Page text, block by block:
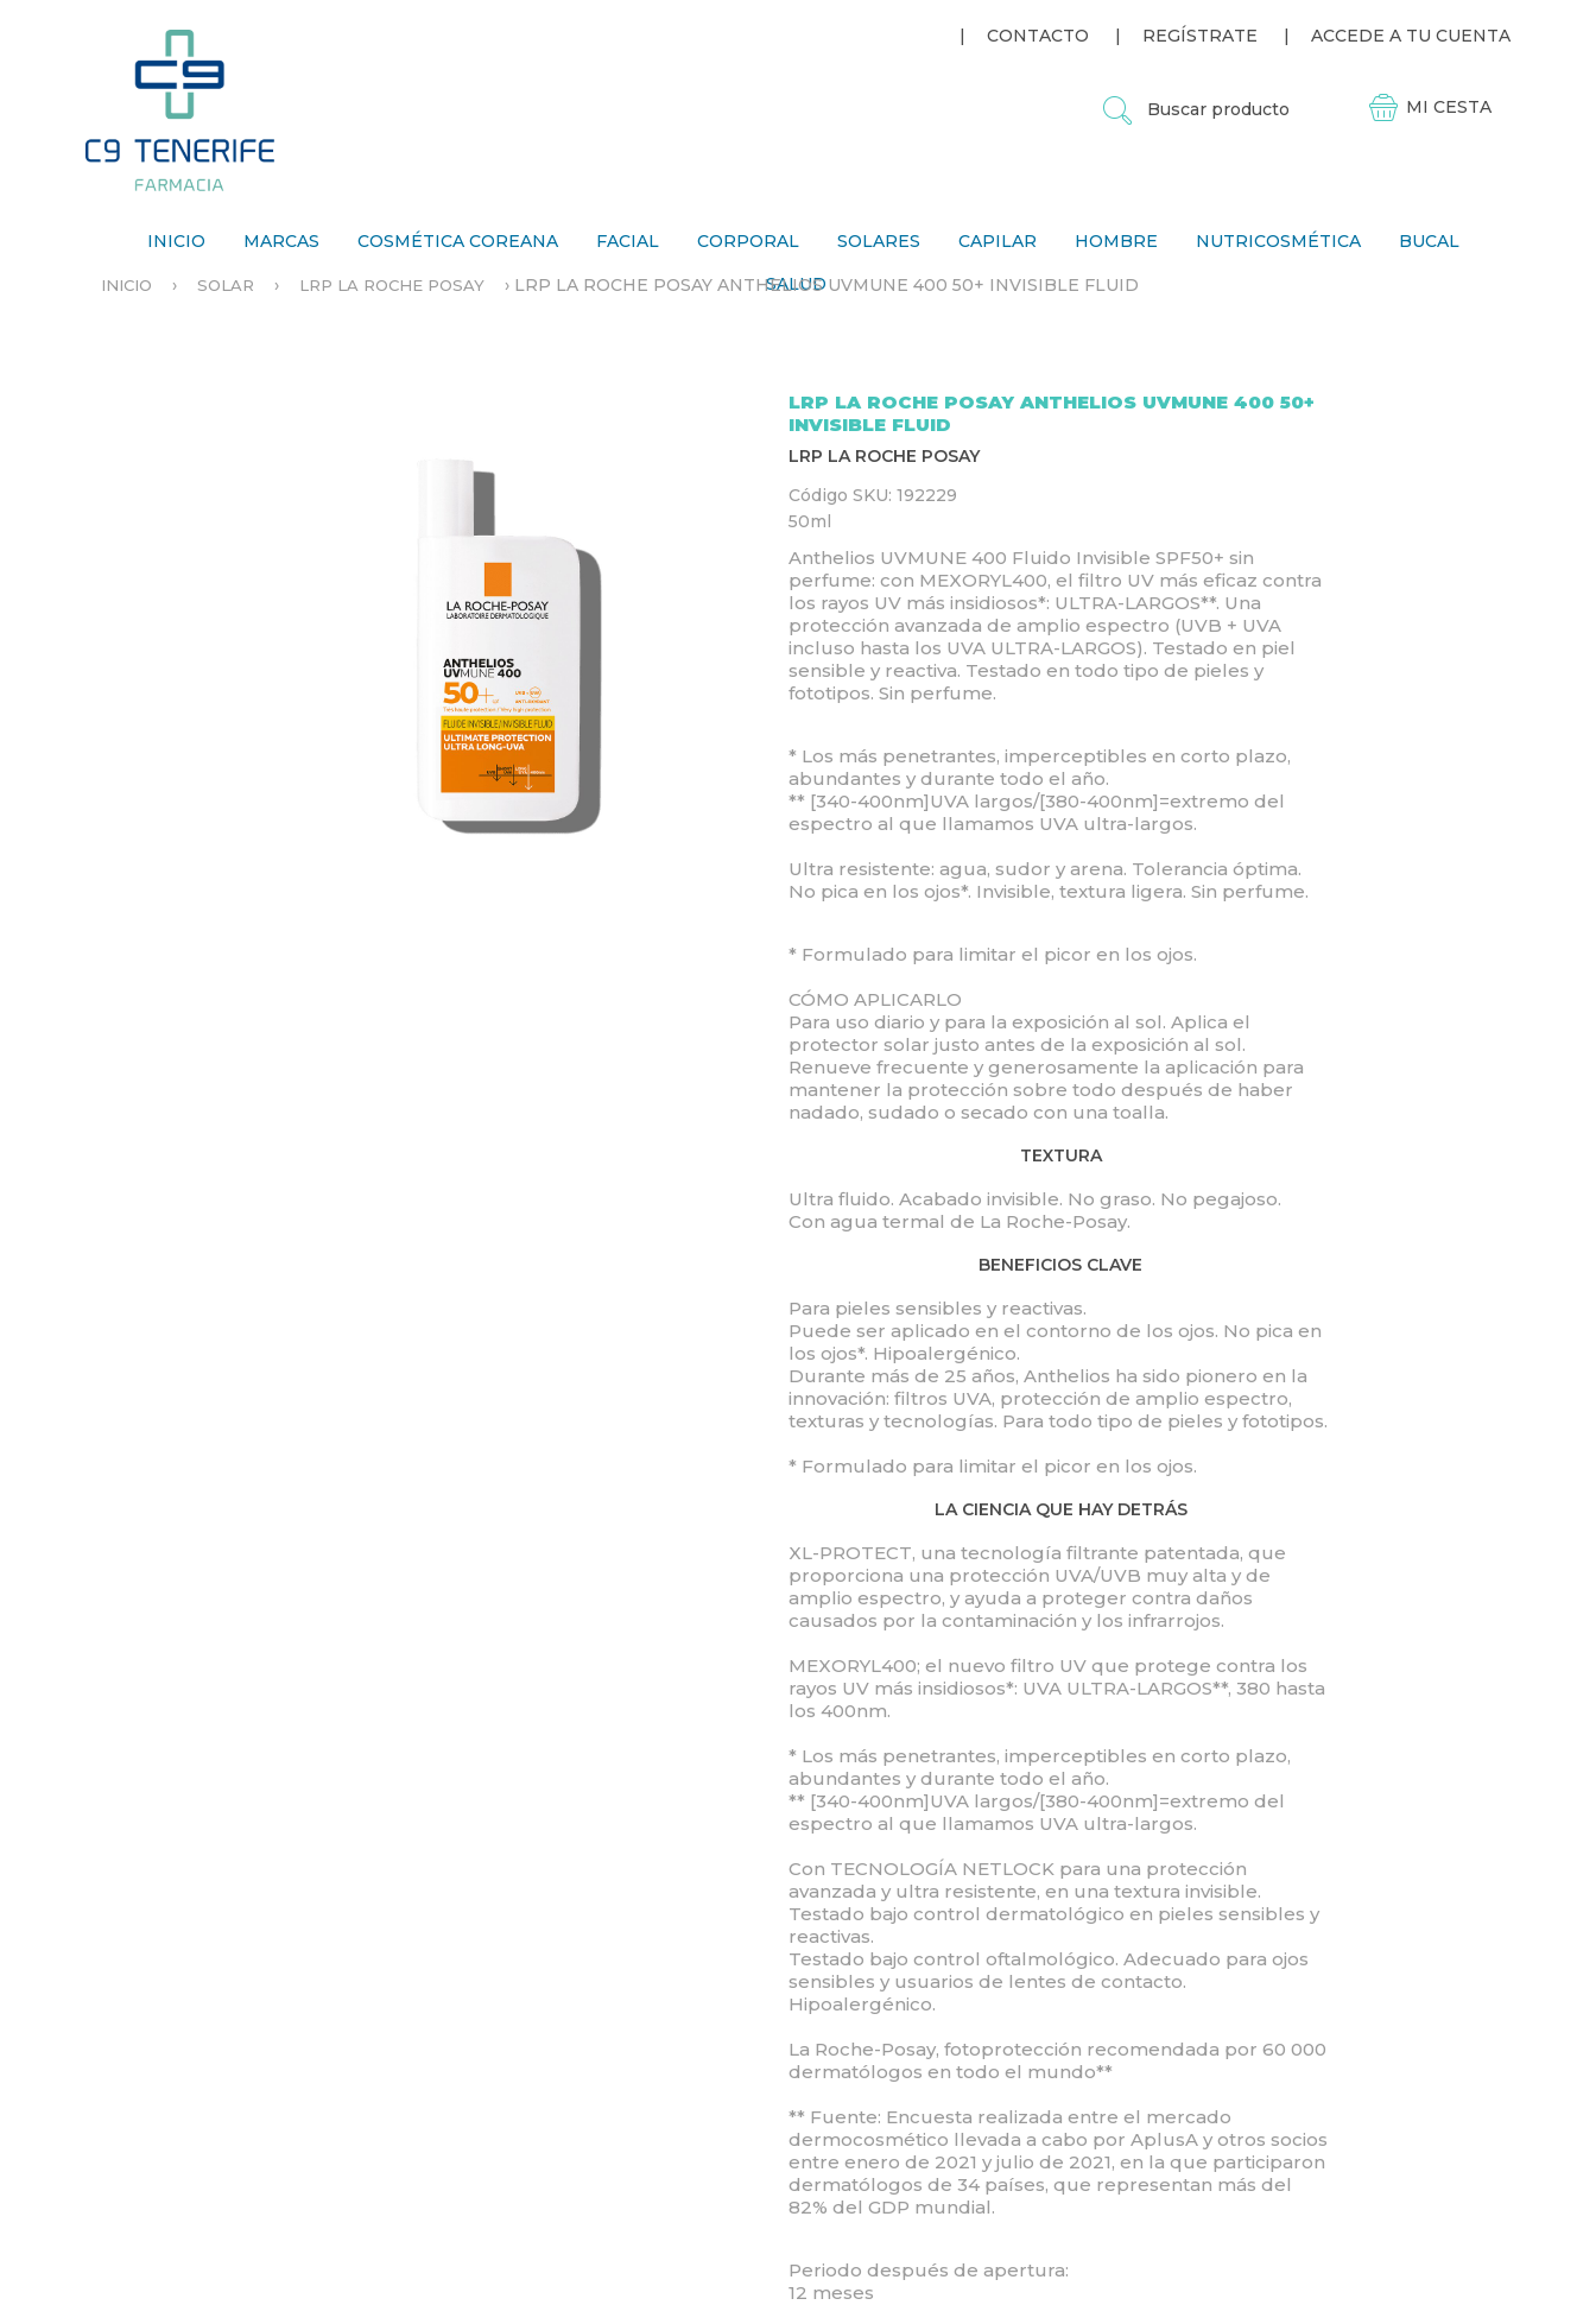
CONTACTO
REGÍSTRATE ACCEDE A TU CUENTA
B
U
P
R
O
D
INICIO MARCAS COSMÉTICA COREANA FACIAL CORPORAL SOLARES CAPILAR HOMBRE NUTRICOSMÉTICA
BUCAL
SALUD
INICIO › SOLAR › LRP LA ROCHE POSAY › LRP LA ROCHE POSAY ANTHELIOS UVMUNE 400 50+ INVISIBLE FLUID
LRP LA ROCHE POSAY ANTHELIOS UVMUNE 400 50+
INVISIBLE FLUID
LRP LA ROCHE POSAY
Código SKU: 192229
50ml
Anthelios UVMUNE 400 Fluido Invisible SPF50+ sin
perfume: con MEXORYL400, el filtro UV más eficaz contra
los rayos UV más insidiosos*: ULTRA-LARGOS**. Una
protección avanzada de amplio espectro (UVB + UVA
incluso hasta los UVA ULTRA-LARGOS). Testado en piel
sensible y reactiva. Testado en todo tipo de pieles y
fototipos. Sin perfume.
* Los más penetrantes, imperceptibles en corto plazo,
abundantes y durante todo el año.
** [340-400nm]UVA largos/[380-400nm]=extremo del
espectro al que llamamos UVA ultra-largos.
Ultra resistente: agua, sudor y arena. Tolerancia óptima.
No pica en los ojos*. Invisible, textura ligera. Sin perfume.
* Formulado para limitar el picor en los ojos.
CÓMO APLICARLO
Para uso diario y para la exposición al sol. Aplica el
protector solar justo antes de la exposición al sol.
Renueve frecuente y generosamente la aplicación para
mantener la protección sobre todo después de haber
nadado, sudado o secado con una toalla.
TEXTURA
Ultra fluido. Acabado invisible. No graso. No pegajoso.
Con agua termal de La Roche-Posay.
BENEFICIOS CLAVE
Para pieles sensibles y reactivas.
Puede ser aplicado en el contorno de los ojos. No pica en
los ojos*. Hipoalergénico.
Durante más de 25 años, Anthelios ha sido pionero en la
innovación: filtros UVA, protección de amplio espectro,
texturas y tecnologías. Para todo tipo de pieles y fototipos.
* Formulado para limitar el picor en los ojos.
LA CIENCIA QUE HAY DETRÁS
XL-PROTECT, una tecnología filtrante patentada, que
proporciona una protección UVA/UVB muy alta y de
amplio espectro, y ayuda a proteger contra daños
causados por la contaminación y los infrarrojos.
MEXORYL400; el nuevo filtro UV que protege contra los
rayos UV más insidiosos*: UVA ULTRA-LARGOS**, 380 hasta
los 400nm.
* Los más penetrantes, imperceptibles en corto plazo,
abundantes y durante todo el año.
** [340-400nm]UVA largos/[380-400nm]=extremo del
espectro al que llamamos UVA ultra-largos.
Con TECNOLOGÍA NETLOCK para una protección
avanzada y ultra resistente, en una textura invisible.
Testado bajo control dermatológico en pieles sensibles y
reactivas.
Testado bajo control oftalmológico. Adecuado para ojos
sensibles y usuarios de lentes de contacto.
Hipoalergénico.
La Roche-Posay, fotoprotección recomendada por 60 000
dermatólogos en todo el mundo**
** Fuente: Encuesta realizada entre el mercado
dermocosmético llevada a cabo por AplusA y otros socios
entre enero de 2021 y julio de 2021, en la que participaron
dermatólogos de 34 países, que representan más del
82% del GDP mundial.
Periodo después de apertura:
12 meses